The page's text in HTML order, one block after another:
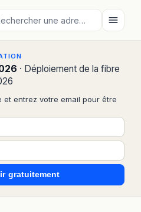
· Déploiement de la fibre
et entrez votre email pour être
gratuitement